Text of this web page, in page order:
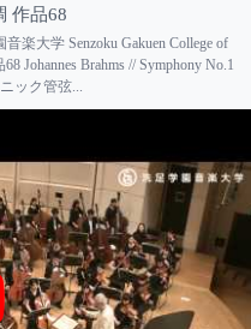
作品68
楽大学 Senzoku Gakuen College of
Johannes Brahms // Symphony No.1
ック管弦...